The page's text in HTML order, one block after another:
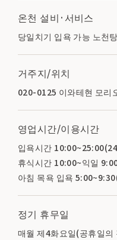
온천 설비·서비스
당일치기 입욕 가능 노천탕
거주지/위치
020-0125 이와테현 모리
영업시간/이용시간
입욕시간
휴식시간 10:00~익일
아침 목욕 입욕
정기 휴무일
매월 제4화요일(공휴일의